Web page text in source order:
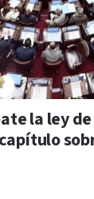
la ley